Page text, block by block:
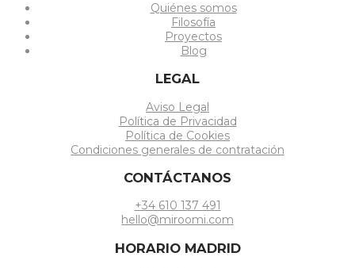
Quiénes somos
Filosofía
Proyectos
Blog
LEGAL
Aviso Legal
Política de Privacidad
Política de Cookies
Condiciones generales de contratación
CONTÁCTANOS
+34 610 137 491
hello@miroomi.com
HORARIO MADRID